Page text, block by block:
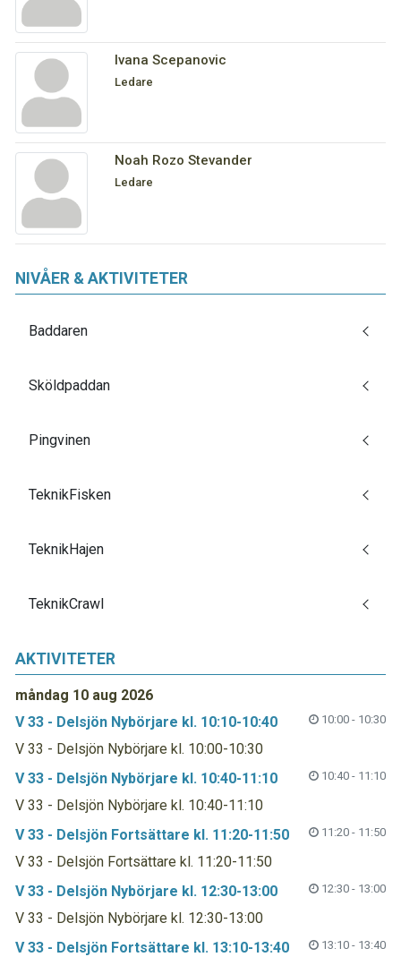
Ivana Scepanovic
Ledare
Noah Rozo Stevander
Ledare
NIVÅER & AKTIVITETER
Baddaren
Sköldpaddan
Pingvinen
TeknikFisken
TeknikHajen
TeknikCrawl
AKTIVITETER
måndag 10 aug 2026
V 33 - Delsjön Nybörjare kl. 10:10-10:40
10:00 - 10:30
V 33 - Delsjön Nybörjare kl. 10:00-10:30
V 33 - Delsjön Nybörjare kl. 10:40-11:10
10:40 - 11:10
V 33 - Delsjön Nybörjare kl. 10:40-11:10
V 33 - Delsjön Fortsättare kl. 11:20-11:50
11:20 - 11:50
V 33 - Delsjön Fortsättare kl. 11:20-11:50
V 33 - Delsjön Nybörjare kl. 12:30-13:00
12:30 - 13:00
V 33 - Delsjön Nybörjare kl. 12:30-13:00
V 33 - Delsjön Fortsättare kl. 13:10-13:40
13:10 - 13:40